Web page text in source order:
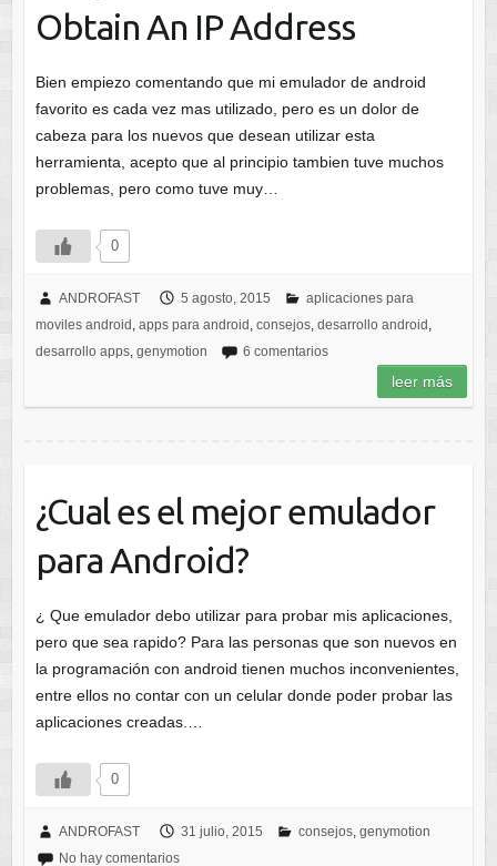
Obtain An IP Address
Bien empiezo comentando que mi emulador de android
favorito es cada vez mas utilizado, pero es un dolor de
cabeza para los nuevos que desean utilizar esta
herramienta, acepto que al principio tambien tuve muchos
problemas, pero como tuve muy…
0
ANDROFAST 5 agosto, 2015
aplicaciones para
moviles android , apps para android , consejos, desarrollo android ,
desarrollo apps, genymotion 6 comentarios
leer más
¿Cual es el mejor emulador
para Android?
¿ Que emulador debo utilizar para probar mis aplicaciones,
pero que sea rapido? Para las personas que son nuevos en
la programación con android tienen muchos inconvenientes,
entre ellos no contar con un celular donde poder probar las
aplicaciones creadas.…
0
ANDROFAST 31 julio, 2015 consejos, genymotion
No hay comentarios